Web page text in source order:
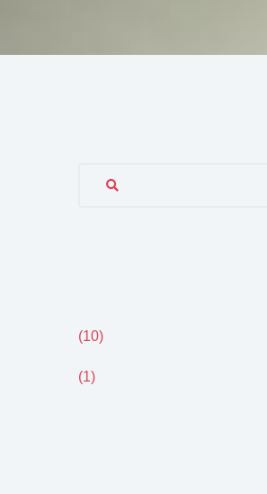
(10)
(1)